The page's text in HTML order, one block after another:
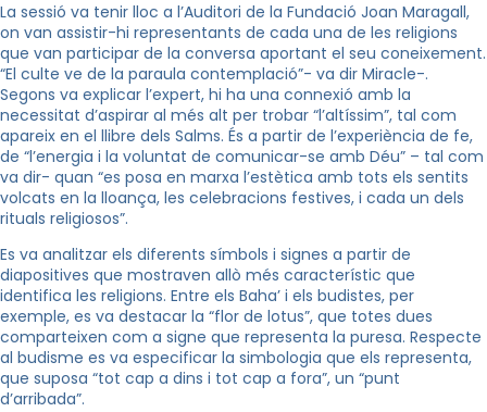
La sessió va tenir lloc a l’Auditori de la Fundació Joan Maragall,
on van assistir-hi representants de cada una de les religions
que van participar de la conversa aportant el seu coneixement.
“El culte ve de la paraula contemplació”- va dir Miracle-.
Segons va explicar l’expert, hi ha una connexió amb la
necessitat d’aspirar al més alt per trobar “l’altíssim”, tal com
apareix en el llibre dels Salms. És a partir de l’experiència de fe,
de “l’energia i la voluntat de comunicar-se amb Déu” – tal com
va dir- quan “es posa en marxa l’estètica amb tots els sentits
volcats en la lloança, les celebracions festives, i cada un dels
rituals religiosos”.
Es va analitzar els diferents símbols i signes a partir de
diapositives que mostraven allò més característic que
identifica les religions. Entre els Baha’ i els budistes, per
exemple, es va destacar la “flor de lotus”, que totes dues
comparteixen com a signe que representa la puresa. Respecte
al budisme es va especificar la simbologia que els representa,
que suposa “tot cap a dins i tot cap a fora”, un “punt
d’arribada”.